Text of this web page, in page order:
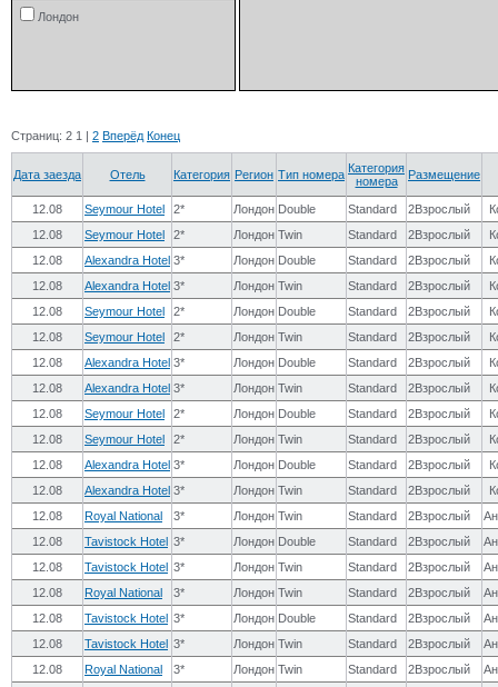
Лондон
Страниц: 2 1 | 2 Вперёд Конец
Дата заезда Отель Категория Регион Тип номера Категория
номера
Размещение
12.08 Seymour Hotel 2* Лондон Double Standard 2Взрослый
12.08
Seymour Hotel 2* Лондон Twin Standard 2Взрослый
12.08
Alexandra Hotel 3* Лондон Double Standard 2Взрослый
12.08
Alexandra Hotel 3* Лондон Twin Standard 2Взрослый
12.08
Seymour Hotel 2* Лондон Double Standard 2Взрослый
12.08
Seymour Hotel 2* Лондон Twin Standard 2Взрослый
12.08
Alexandra Hotel 3* Лондон Double Standard 2Взрослый
12.08
Alexandra Hotel 3* Лондон Twin Standard 2Взрослый
12.08
Seymour Hotel 2* Лондон Double Standard 2Взрослый
12.08
Seymour Hotel 2* Лондон Twin Standard 2Взрослый
12.08
Alexandra Hotel 3* Лондон Double Standard 2Взрослый
12.08
Alexandra Hotel 3* Лондон Twin Standard 2Взрослый
12.08
Royal National 3* Лондон Twin Standard 2Взрослый
12.08
Tavistock Hotel 3* Лондон Double Standard 2Взрослый
12.08
Tavistock Hotel 3* Лондон Twin Standard 2Взрослый
12.08
Royal National 3* Лондон Twin Standard 2Взрослый
12.08
Tavistock Hotel 3* Лондон Double Standard 2Взрослый
12.08
Tavistock Hotel 3* Лондон Twin Standard 2Взрослый
12.08
Royal National 3* Лондон Twin Standard 2Взрослый